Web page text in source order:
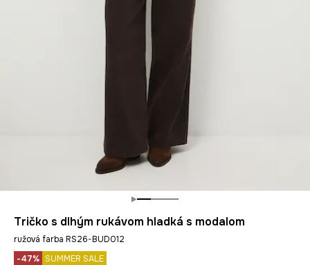
Tričko s dlhým rukávom hladká s modalom
ružová farba RS26-BUD012
-47% SUMMER SALE